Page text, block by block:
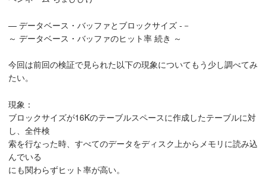
— データベース・バッファとブロックサイズ -－
～ データベース・バッファのヒット率 続き ～
今回は前回の検証で見られた以下の現象についてもう少し調べてみ
たい。
現象：
ブロックサイズが16Kのテーブルスペースに作成したテーブルに対
し、全件検
索を行なった時、すべてのデータをディスク上からメモリに読み込
んでいる
にも関わらずヒット率が高い。